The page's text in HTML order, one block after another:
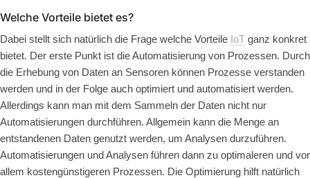
Welche Vorteile bietet es?
Dabei stellt sich natürlich die Frage welche Vorteile IoT ganz konkret
bietet. Der erste Punkt ist die Automatisierung von Prozessen. Durch
die Erhebung von Daten an Sensoren können Prozesse verstanden
werden und in der Folge auch optimiert und automatisiert werden.
Allerdings kann man mit dem Sammeln der Daten nicht nur
Automatisierungen durchführen. Allgemein kann die Menge an
entstandenen Daten genutzt werden, um Analysen durzuführen.
Automatisierungen und Analysen führen dann zu optimaleren und vor
allem kostengünstigeren Prozessen. Die Optimierung hilft natürlich